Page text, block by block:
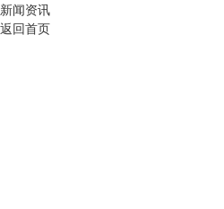
新闻资讯
返回首页